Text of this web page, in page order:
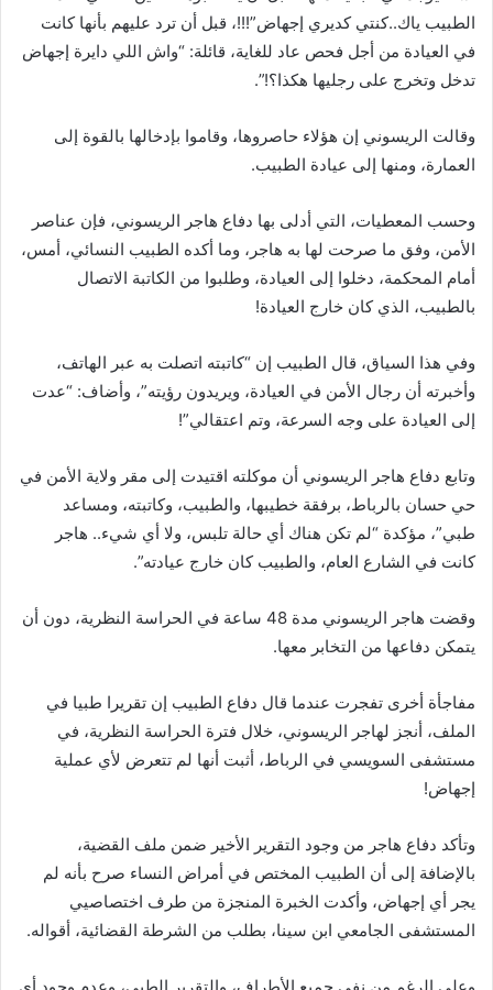
الطبيب ياك..كنتي كديري إجهاض”!!!، قبل أن ترد عليهم بأنها كانت
في العيادة من أجل فحص عاد للغاية، قائلة: “واش اللي دايرة إجهاض
تدخل وتخرج على رجليها هكذا؟!”.
وقالت الريسوني إن هؤلاء حاصروها، وقاموا بإدخالها بالقوة إلى
العمارة، ومنها إلى عيادة الطبيب.
وحسب المعطيات، التي أدلى بها دفاع هاجر الريسوني، فإن عناصر
الأمن، وفق ما صرحت لها به هاجر، وما أكده الطبيب النسائي، أمس،
أمام المحكمة، دخلوا إلى العيادة، وطلبوا من الكاتبة الاتصال
بالطبيب، الذي كان خارج العيادة!
وفي هذا السياق، قال الطبيب إن “كاتبته اتصلت به عبر الهاتف،
وأخبرته أن رجال الأمن في العيادة، ويريدون رؤيته”، وأضاف: “عدت
إلى العيادة على وجه السرعة، وتم اعتقالي”!
وتابع دفاع هاجر الريسوني أن موكلته اقتيدت إلى مقر ولاية الأمن في
حي حسان بالرباط، برفقة خطيبها، والطبيب، وكاتبته، ومساعد
طبي”، مؤكدة “لم تكن هناك أي حالة تلبس، ولا أي شيء.. هاجر
كانت في الشارع العام، والطبيب كان خارج عيادته”.
وقضت هاجر الريسوني مدة 48 ساعة في الحراسة النظرية، دون أن
يتمكن دفاعها من التخابر معها.
مفاجأة أخرى تفجرت عندما قال دفاع الطبيب إن تقريرا طبيا في
الملف، أنجز لهاجر الريسوني، خلال فترة الحراسة النظرية، في
مستشفى السويسي في الرباط، أثبت أنها لم تتعرض لأي عملية
إجهاض!
وتأكد دفاع هاجر من وجود التقرير الأخير ضمن ملف القضية،
بالإضافة إلى أن الطبيب المختص في أمراض النساء صرح بأنه لم
يجر أي إجهاض، وأكدت الخبرة المنجزة من طرف اختصاصيي
المستشفى الجامعي ابن سينا، بطلب من الشرطة القضائية، أقواله.